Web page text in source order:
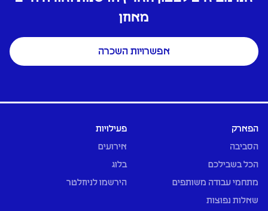
מאוזן
אפשרויות השכרה
הפארק
הסביבה
הכל בשבילכם
מתחמי עבודה משותפים
שאלות נפוצות
פעילויות
אירועים
בלוג
הירשמו לניוזלטר